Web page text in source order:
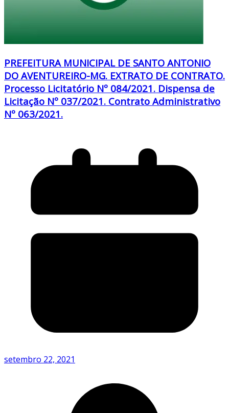
PREFEITURA MUNICIPAL DE SANTO ANTONIO
DO AVENTUREIRO-MG. EXTRATO DE CONTRATO.
Processo Licitatório Nº 084/2021. Dispensa de
Licitação Nº 037/2021. Contrato Administrativo
Nº 063/2021.
setembro 22, 2021